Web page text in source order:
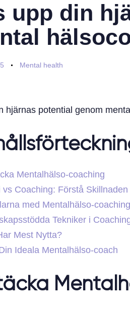
upp din
Mental health
hjärnas potential genom
Mentalhälso-coaching
vs Coaching: Förstå Skillnaden
med Mentalhälso-coaching
Tekniker i
Mest Nytta?
Ideala Mentalhälso-coach